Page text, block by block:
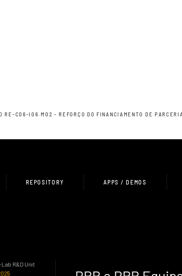
RE-C06-I06.M02 - REFORÇO DO FINANCIAMENTO DE
REPOSITORY APPS / DEMOS
R&D Unit